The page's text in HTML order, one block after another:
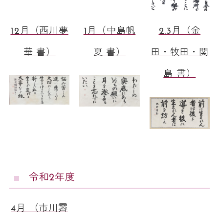
12月（西川夢
華 書）
1月（中島帆
夏 書）
2.3月（金
田・牧田・関
島 書）
令和2年度
4月 （市川霽